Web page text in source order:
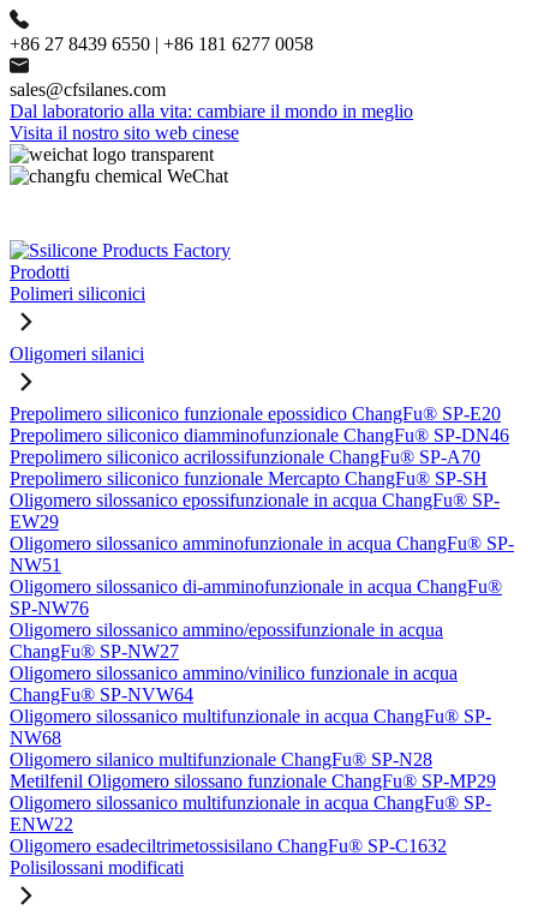
+86 27 8439 6550 | +86 181 6277 0058
sales@cfsilanes.com
Dal laboratorio alla vita: cambiare il mondo in meglio
Visita il nostro sito web cinese
Prodotti
Polimeri siliconici
Oligomeri silanici
Prepolimero siliconico funzionale epossidico ChangFu® SP-E20
Prepolimero siliconico diamminofunzionale ChangFu® SP-DN46
Prepolimero siliconico acrilossifunzionale ChangFu® SP-A70
Prepolimero siliconico funzionale Mercapto ChangFu® SP-SH
Oligomero silossanico epossifunzionale in acqua ChangFu® SP-
EW29
Oligomero silossanico amminofunzionale in acqua ChangFu® SP-
NW51
Oligomero silossanico di-amminofunzionale in acqua ChangFu®
SP-NW76
Oligomero silossanico ammino/epossifunzionale in acqua
ChangFu® SP-NW27
Oligomero silossanico ammino/vinilico funzionale in acqua
ChangFu® SP-NVW64
Oligomero silossanico multifunzionale in acqua ChangFu® SP-
NW68
Oligomero silanico multifunzionale ChangFu® SP-N28
Metilfenil Oligomero silossano funzionale ChangFu® SP-MP29
Oligomero silossanico multifunzionale in acqua ChangFu® SP-
ENW22
Oligomero esadeciltrimetossisilano ChangFu® SP-C1632
Polisilossani modificati